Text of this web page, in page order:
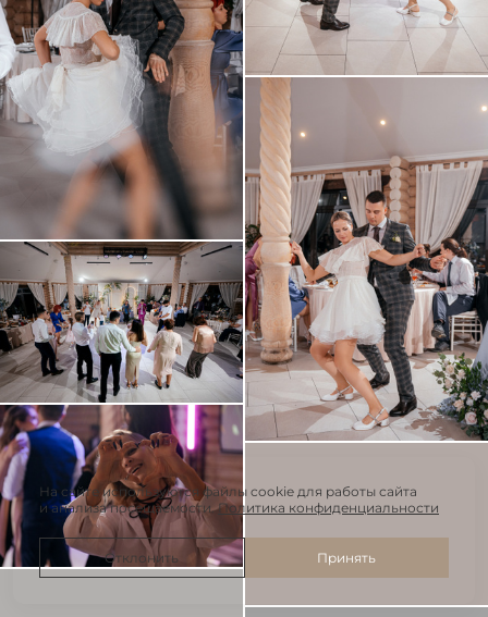
На сайте используются файлы cookie для работы сайта
и анализа посещаемости.Политика конфиденциальности
Отклонить Принять